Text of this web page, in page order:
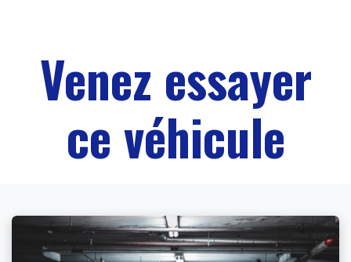
Venez essayer
ce véhicule